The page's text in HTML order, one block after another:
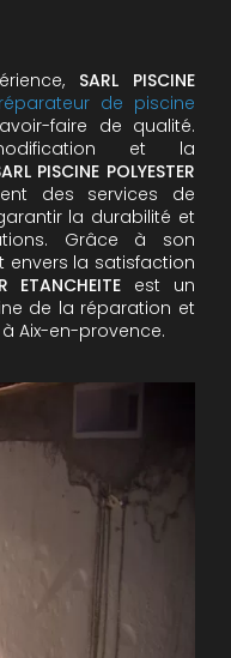
SARL PISCINE
réparateur de piscine
faire de qualité.
et la
PISCINE POLYESTER
des services de
la durabilité et
Grâce à son
envers la satisfaction
ETANCHEITE est un
de la réparation et
Aix-en-provence.